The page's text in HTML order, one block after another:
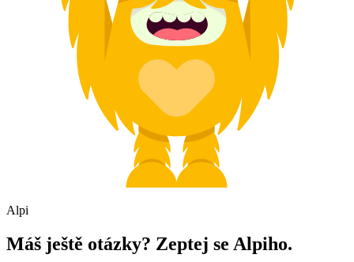
Alpi
Máš ještě otázky? Zeptej se Alpiho.